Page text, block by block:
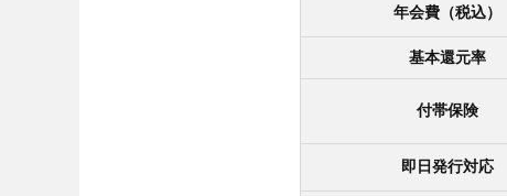
年会費（税込）
基本還元率
付帯保険
即日発行対応